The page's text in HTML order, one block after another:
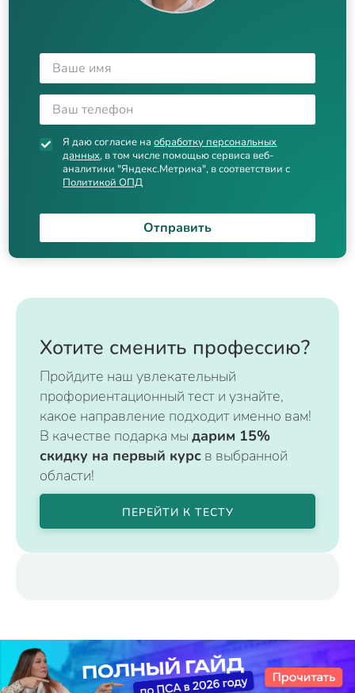
Я даю согласие наобработку персональных
данных, в том числе помощью сервиса веб-
аналитики "Яндекс.Метрика", в соответствии с
Политикой ОПД
Отправить
Хотите сменить профессию?
Пройдите наш увлекательный
профориентационный тест и узнайте,
какое направление подходит именно вам!
В качестве подарка мы дарим 15%
скидку на первый курс в выбранной
области!
ПЕРЕЙТИ К ТЕСТУ